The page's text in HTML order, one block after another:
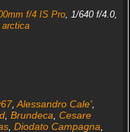
f/4 IS Pro, 1/640 f/4.0,
arctica
,Alessandro Cale',
, Brundeca, Cesare
, Diodato Campagna,